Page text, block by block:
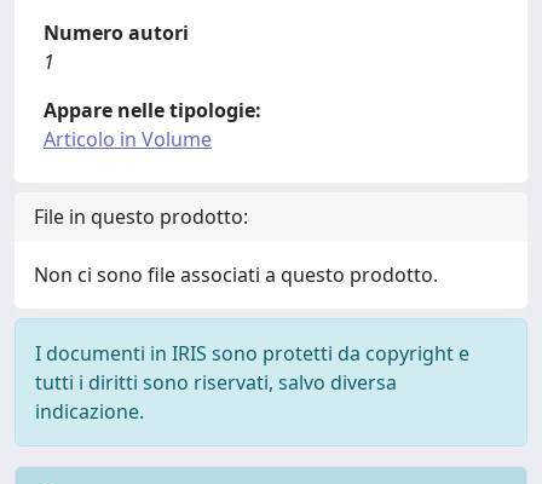
Numero autori
1
Appare nelle tipologie:
Articolo in Volume
File in questo prodotto:
Non ci sono file associati a questo prodotto.
I documenti in IRIS sono protetti da copyright e
tutti i diritti sono riservati, salvo diversa
indicazione.